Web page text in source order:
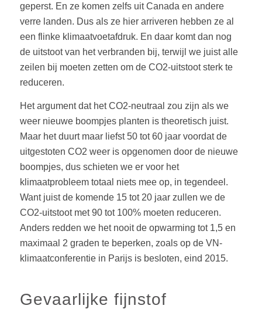
geperst. En ze komen zelfs uit Canada en andere
verre landen. Dus als ze hier arriveren hebben ze al
een flinke klimaatvoetafdruk. En daar komt dan nog
de uitstoot van het verbranden bij, terwijl we juist alle
zeilen bij moeten zetten om de CO2-uitstoot sterk te
reduceren.
Het argument dat het CO2-neutraal zou zijn als we
weer nieuwe boompjes planten is theoretisch juist.
Maar het duurt maar liefst 50 tot 60 jaar voordat de
uitgestoten CO2 weer is opgenomen door de nieuwe
boompjes, dus schieten we er voor het
klimaatprobleem totaal niets mee op, in tegendeel.
Want juist de komende 15 tot 20 jaar zullen we de
CO2-uitstoot met 90 tot 100% moeten reduceren.
Anders redden we het nooit de opwarming tot 1,5 en
maximaal 2 graden te beperken, zoals op de VN-
klimaatconferentie in Parijs is besloten, eind 2015.
Gevaarlijke fijnstof